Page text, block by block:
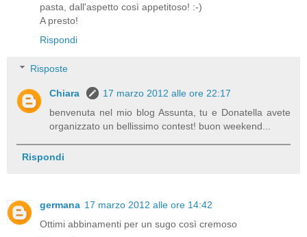
pasta, dall'aspetto così appetitoso! :-)
A presto!
Rispondi
Risposte
Chiara
17 marzo 2012 alle ore 22:17
benvenuta nel mio blog Assunta, tu e Donatella avete
organizzato un bellissimo contest! buon weekend...
Rispondi
germana 17 marzo 2012 alle ore 14:42
Ottimi abbinamenti per un sugo così cremoso